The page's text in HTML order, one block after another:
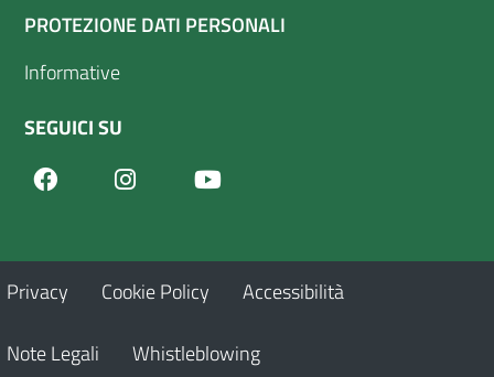
PROTEZIONE DATI PERSONALI
Informative
SEGUICI SU
FacebookInstagram
Privacy Cookie Policy Accessibilità
Note Legali Whistleblowing